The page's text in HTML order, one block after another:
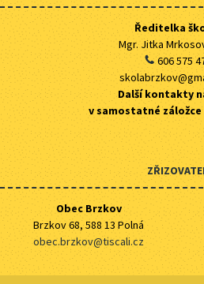
Ředitelka
Mgr. Jitka
606 575
Další kontakty
v samostatné
Obec Brzkov
Brzkov 68, 588 13 Polná
obec.brzkov@tiscali.cz